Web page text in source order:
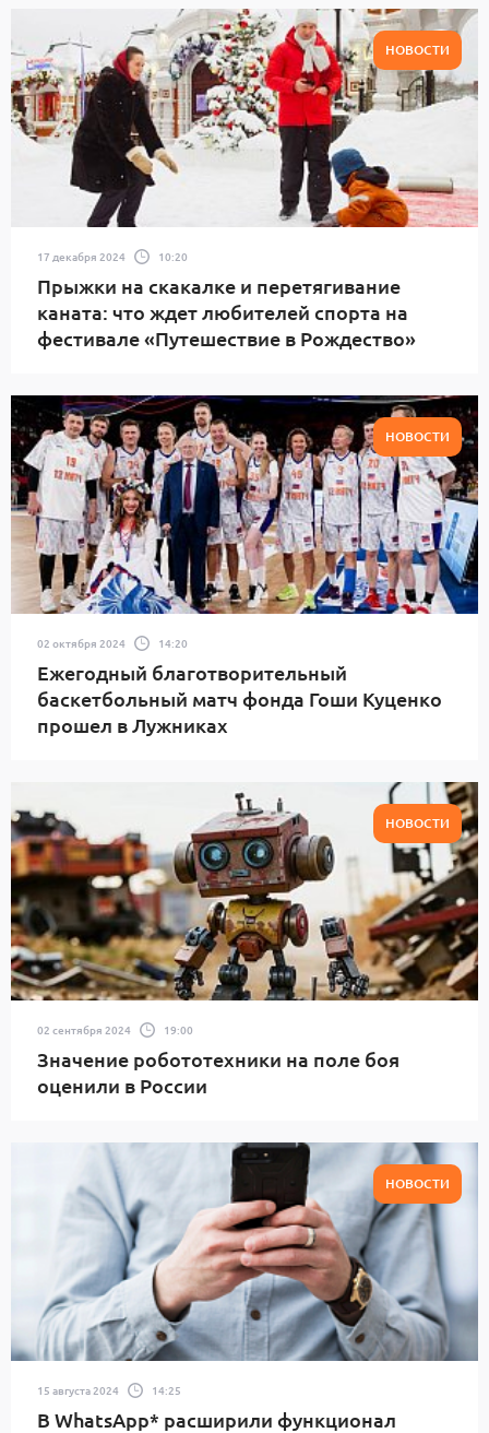
НОВОСТИ
17 декабря 2024 10:20
Прыжки на скакалке и перетягивание
каната: что ждет любителей спорта на
фестивале «Путешествие в Рождество»
НОВОСТИ
02 октября 2024 14:20
Ежегодный благотворительный
баскетбольный матч фонда Гоши Куценко
прошел в Лужниках
НОВОСТИ
02 сентября 2024 19:00
Значение робототехники на поле боя
оценили в России
НОВОСТИ
15 августа 2024 14:25
В WhatsApp* расширили функционал